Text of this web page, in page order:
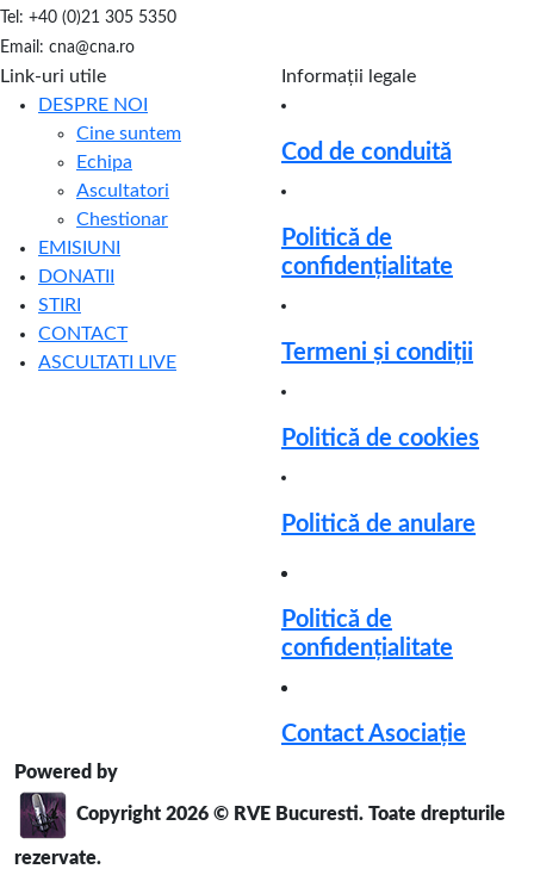
Tel: +40 (0)21 305 5350
Email: cna@cna.ro
gloria
Link-uri utile
DESPRE NOI
Cine suntem
Echipa
Ascultatori
Chestionar
EMISIUNI
DONATII
STIRI
CONTACT
ASCULTATI LIVE
Informații legale
Cod de conduită
Politică de
confidențialitate
Termeni și condiții
Politică de cookies
Politică de anulare
Politică de
confidențialitate
Contact Asociație
Powered by
Copyright 2026 © RVE Bucuresti. Toate drepturile
rezervate.